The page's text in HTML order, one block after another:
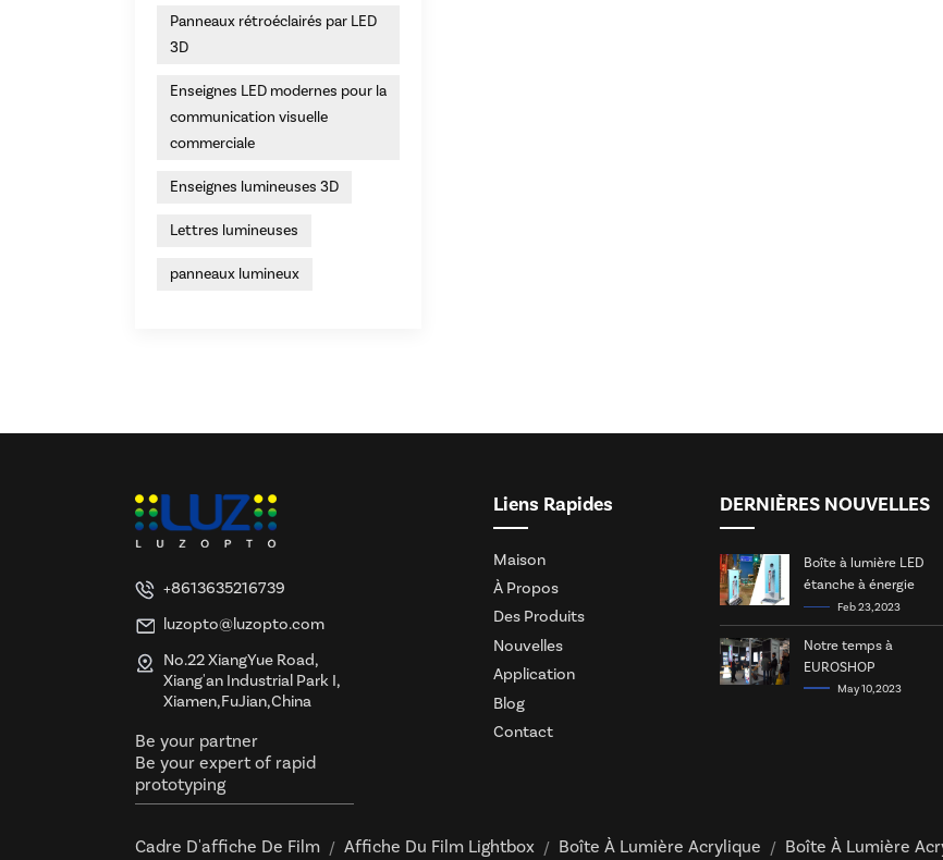
Panneaux rétroéclairés par LED
3D
Enseignes LED modernes pour la
communication visuelle
commerciale
Enseignes lumineuses 3D
Lettres lumineuses
panneaux lumineux
+8613635216739
luzopto@luzopto.com
No.22 XiangYue Road,
Xiang'an Industrial Park I,
Xiamen,FuJian,China
Be your partner
Be your expert of rapid
prototyping
Liens Rapides
Maison
À Propos
Des Produits
Nouvelles
Application
Blog
Contact
DERNIÈRES NOUVELLES
Boîte à lumière LED
étanche à énergie
solaireFeb 23, 2023
Notre temps à
EUROSHOP
May 10, 2023
Cadre D'affiche De Film / Affiche Du Film Lightbox / Boîte À Lumière Acrylique / Boîte À Lumière